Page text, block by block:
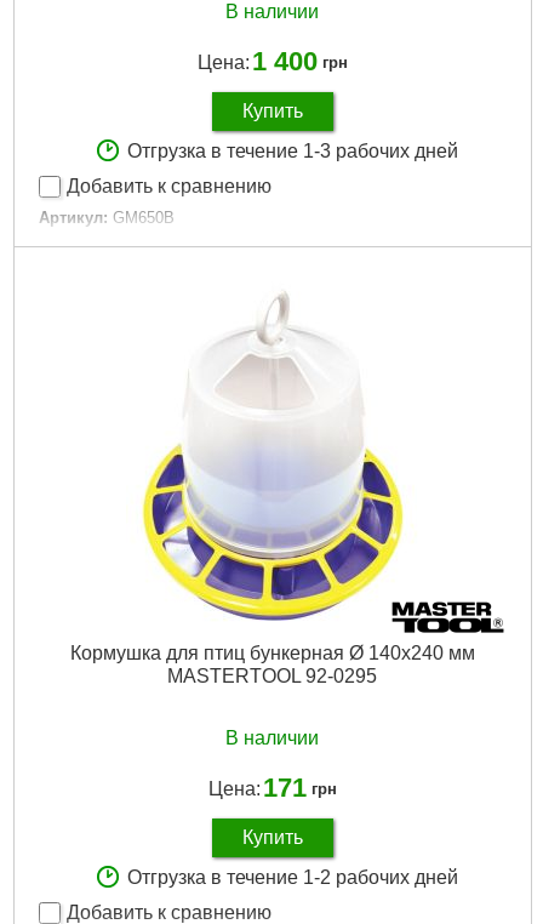
В наличии
Цена: 1 400 грн
Купить
Отгрузка в течение 1-3 рабочих дней
Добавить к сравнению
Артикул: GM650B
Код товара: 27.45.60
Семена овощей|Семена зерновых культур|
Минимальный диапазон измерения:
Максимальный диапазон измерения:
600 г
Подробнее...
Кормушка для птиц бункерная Ø 140х240 мм
MASTERTOOL 92-0295
В наличии
Цена: 171 грн
Купить
Отгрузка в течение 1-2 рабочих дней
Добавить к сравнению